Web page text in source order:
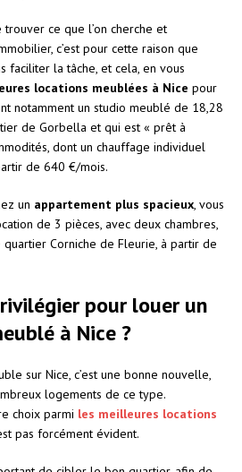
trouver ce que l’on cherche et
c’est pour cette raison que
faciliter la tâche, et cela, en vous
locations meublées à Nice pour
notamment un studio meublé de 18,28
de Gorbella et qui est « prêt à
dont un chauffage individuel
de 640 €/mois.
un appartement plus spacieux , vous
de 3 pièces, avec deux chambres,
Corniche de Fleurie, à partir de
pour louer un
à Nice ?
sur Nice, c’est une bonne nouvelle,
logements de ce type.
choix parmi les meilleures locations
pas forcément évident.